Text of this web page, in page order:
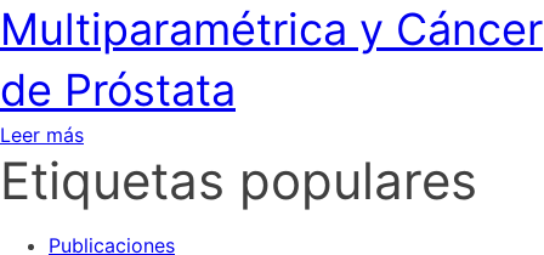
Multiparamétrica y Cáncer
de Próstata
Leer más
Etiquetas populares
Publicaciones